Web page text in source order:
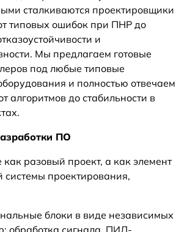
сталкиваются проектировщики
типовых ошибок при ПНР до
и
Мы предлагаем готовые
под любые типовые
и полностью отвечаем
алгоритмов до стабильности в
ПО
как разовый проект, а как элемент
системы проектирования,
блоки в виде независимых